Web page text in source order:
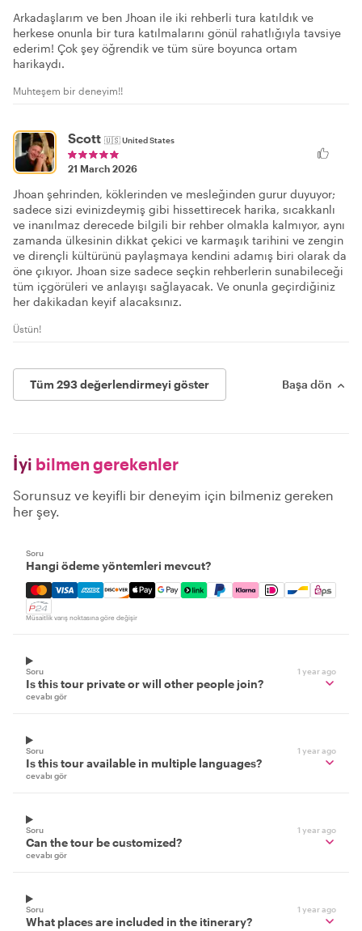
Arkadaşlarım ve ben Jhoan ile iki rehberli tura katıldık ve
herkese onunla bir tura katılmalarını gönül rahatlığıyla tavsiye
ederim! Çok şey öğrendik ve tüm süre boyunca ortam
harikaydı.
Muhteşem bir deneyim!!
Scott 🇺🇸United States
21 March 2026
Jhoan şehrinden, köklerinden ve mesleğinden gurur duyuyor;
sadece sizi evinizdeymiş gibi hissettirecek harika, sıcakkanlı
ve inanılmaz derecede bilgili bir rehber olmakla kalmıyor, aynı
zamanda ülkesinin dikkat çekici ve karmaşık tarihini ve zengin
ve dirençli kültürünü paylaşmaya kendini adamış biri olarak da
öne çıkıyor. Jhoan size sadece seçkin rehberlerin sunabileceği
tüm içgörüleri ve anlayışı sağlayacak. Ve onunla geçirdiğiniz
her dakikadan keyif alacaksınız.
Üstün!
Tüm 293 değerlendirmeyi göster Başa dön
İyi bilmen gerekenler
Sorunsuz ve keyifli bir deneyim için bilmeniz gereken
her şey.
Soru
Hangi ödeme yöntemleri mevcut?
Mastercard, Visa, Amex, Discover, Apple Pay, Google
Müsaitlik varış noktasına göre değişir
Soru 1 year ago
Is this tour private or will other people join?
cevabı gör
Soru 1 year ago
Is this tour available in multiple languages?
cevabı gör
Soru 1 year ago
Can the tour be customized?
cevabı gör
Soru 1 year ago
What places are included in the itinerary?